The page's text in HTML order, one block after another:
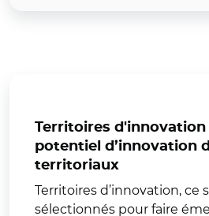
Territoires d'innovation
potentiel d’innovation
territoriaux
Territoires d’innovation, ce
sélectionnés pour faire